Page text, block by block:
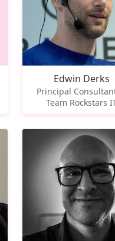
Edwin Derks
Principal
Team Rockstars